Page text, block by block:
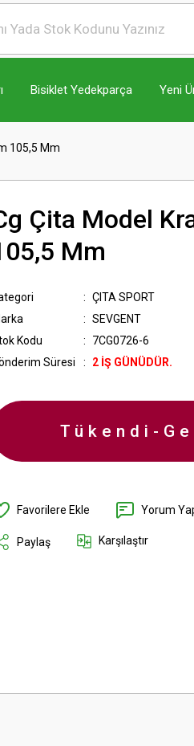
Bisiklet Yedekparça Yeni
105,5 Mm
Çita Model
Mm
ÇITA SPORT
SEVGENT
Kodu
7CG0726-6
Süresi
2 İŞ GÜNÜDÜR.
Tükendi-
Yorum
Paylaş Karşılaştır